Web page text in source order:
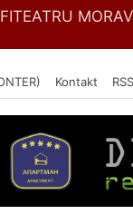
Kontakt RSS